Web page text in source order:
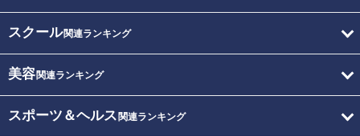
スクール関連ランキング
美容関連ランキング
スポーツ＆ヘルス 関連ランキング